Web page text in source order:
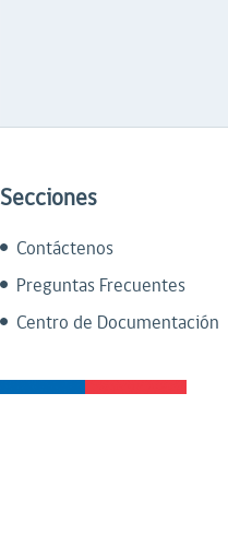
Secciones
Contáctenos
Preguntas Frecuentes
Centro de Documentación